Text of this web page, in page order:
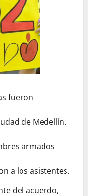
fueron
de Medellín.
armados
a los asistentes.
del acuerdo,